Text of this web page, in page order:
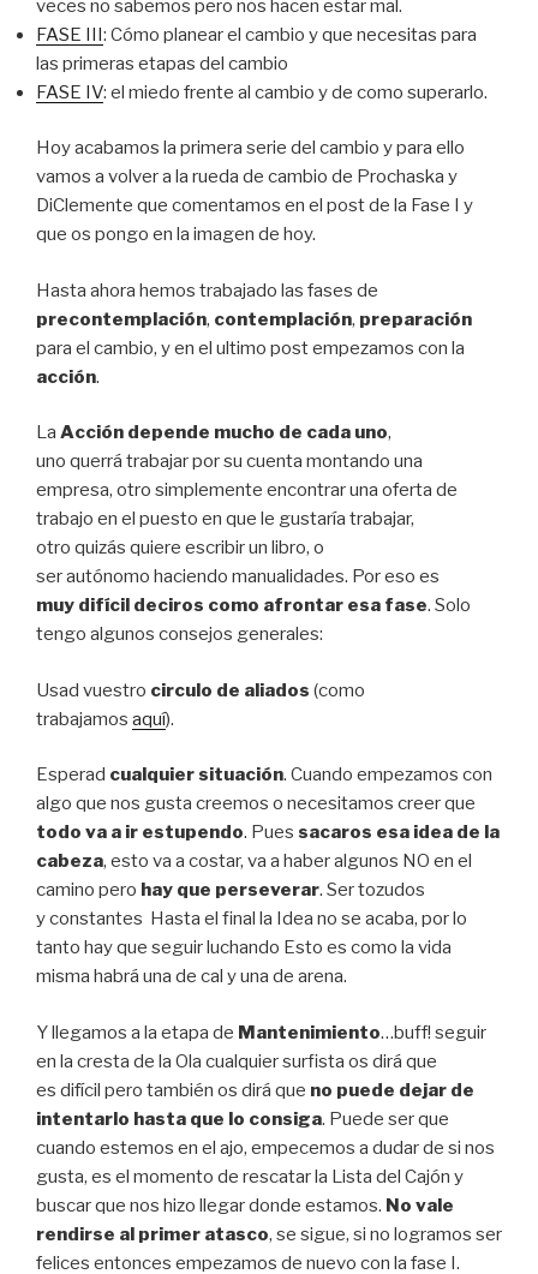
veces no sabemos pero nos hacen estar mal.
FASE III: Cómo planear el cambio y que necesitas para
las primeras etapas del cambio
FASE IV: el miedo frente al cambio y de como superarlo.
Hoy acabamos la primera serie del cambio y para ello
vamos a volver a la rueda de cambio de Prochaska y
DiClemente que comentamos en el post de la Fase I y
que os pongo en la imagen de hoy.
Hasta ahora hemos trabajado las fases de
precontemplación, contemplación, preparación
para el cambio, y en el ultimo post empezamos con la
acción.
La Acción depende mucho de cada uno,
uno querrá trabajar por su cuenta montando una
empresa, otro simplemente encontrar una oferta de
trabajo en el puesto en que le gustaría trabajar,
otro quizás quiere escribir un libro, o
ser autónomo haciendo manualidades. Por eso es
muy difícil deciros como afrontar esa fase. Solo
tengo algunos consejos generales:
Usad vuestro circulo de aliados (como
trabajamos aquí).
Esperad cualquier situación. Cuando empezamos con
algo que nos gusta creemos o necesitamos creer que
todo va a ir estupendo. Pues sacaros esa idea de la
cabeza, esto va a costar, va a haber algunos NO en el
camino pero hay que perseverar. Ser tozudos
y constantes Hasta el final la Idea no se acaba, por lo
tanto hay que seguir luchando Esto es como la vida
misma habrá una de cal y una de arena.
Y llegamos a la etapa de Mantenimiento…buff! seguir
en la cresta de la Ola cualquier surfista os dirá que
es difícil pero también os dirá que no puede dejar de
intentarlo hasta que lo consiga. Puede ser que
cuando estemos en el ajo, empecemos a dudar de si nos
gusta, es el momento de rescatar la Lista del Cajón y
buscar que nos hizo llegar donde estamos. No vale
rendirse al primer atasco, se sigue, si no logramos ser
felices entonces empezamos de nuevo con la fase I.